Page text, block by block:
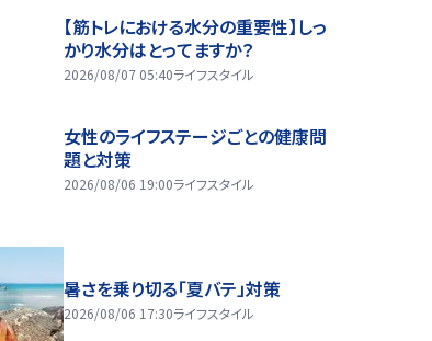
【筋トレにおける水分の重要性】しっ
かり水分はとってますか？
2026/08/07 05:40ライフスタイル
女性のライフステージごとの健康問
題と対策
2026/08/06 19:00ライフスタイル
暑さを乗り切る「夏バテ」対策
2026/08/06 17:30ライフスタイル